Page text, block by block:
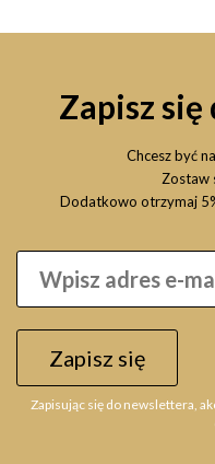
Zapisz
Chcesz być
Zostaw
Dodatkowo otrzymaj
Zapisz się
Zapisując się do newslettera,